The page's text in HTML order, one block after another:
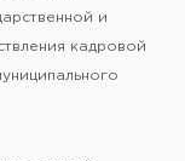
и
кадровой